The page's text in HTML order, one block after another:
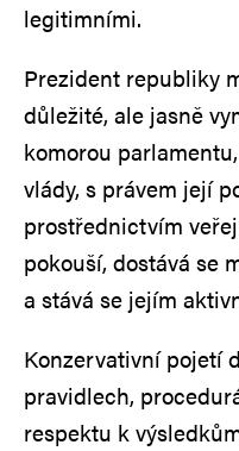
legitimními.
Prezident republiky
důležité, ale jasně
komorou
vlády, s právem její
prostřednictvím
pokouší, dostává se
a stává se jejím
Konzervativní pojetí
pravidlech,
respektu k